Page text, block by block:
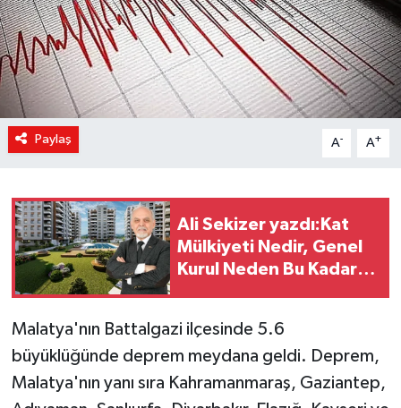
Paylaş A- A+
Ali Sekizer yazdı:Kat
Mülkiyeti Nedir, Genel
Kurul Neden Bu Kadar
Malatya'nın Battalgazi ilçesinde 5.6
büyüklüğünde deprem meydana geldi. Deprem,
Malatya'nın yanı sıra Kahramanmaraş, Gaziantep,